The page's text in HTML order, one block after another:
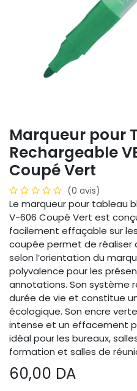
Marqueur pour
Rechargeable
Coupé Vert
(0 avis)
Le marqueur pour tableau
V-606 Coupé Vert est
facilement effaçable sur
coupée permet de réaliser
selon l’orientation du
polyvalence pour les
annotations. Son système
durée de vie et constitue
écologique. Son encre
intense et un effacement
idéal pour les bureaux,
formation et salles de
60,00 DA